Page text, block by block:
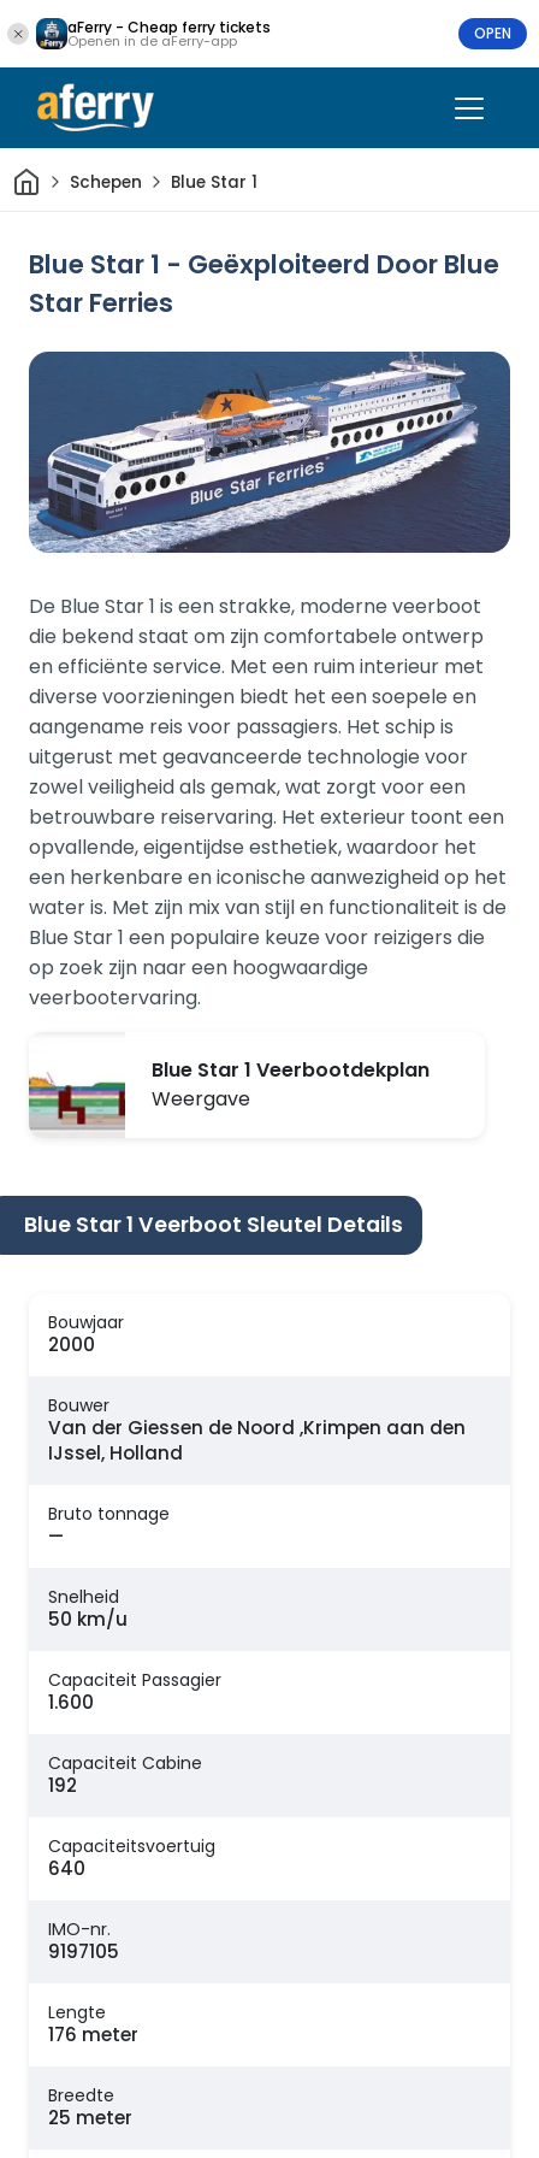
aFerry - Cheap ferry tickets
Openen in de aFerry-app OPEN
ThuisSchepen Blue Star 1
Blue Star 1 - Geëxploiteerd Door Blue
Star Ferries
De Blue Star 1 is een strakke, moderne veerboot
die bekend staat om zijn comfortabele ontwerp
en efficiënte service. Met een ruim interieur met
diverse voorzieningen biedt het een soepele en
aangename reis voor passagiers. Het schip is
uitgerust met geavanceerde technologie voor
zowel veiligheid als gemak, wat zorgt voor een
betrouwbare reiservaring. Het exterieur toont een
opvallende, eigentijdse esthetiek, waardoor het
een herkenbare en iconische aanwezigheid op het
water is. Met zijn mix van stijl en functionaliteit is de
Blue Star 1 een populaire keuze voor reizigers die
op zoek zijn naar een hoogwaardige
veerbootervaring.
Blue Star 1 Veerbootdekplan
Weergave
Blue Star 1 Veerboot Sleutel Details
Bouwjaar
2000
Bouwer
Van der Giessen de Noord ,Krimpen aan den
IJssel, Holland
Bruto tonnage
—
Snelheid
50 km/u
Capaciteit Passagier
1.600
Capaciteit Cabine
192
Capaciteitsvoertuig
640
IMO-nr.
9197105
Lengte
176 meter
Breedte
25 meter